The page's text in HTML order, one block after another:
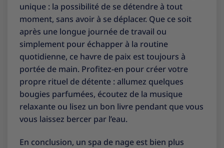
unique : la possibilité de se détendre à tout
moment, sans avoir à se déplacer. Que ce soit
après une longue journée de travail ou
simplement pour échapper à la routine
quotidienne, ce havre de paix est toujours à
portée de main. Profitez-en pour créer votre
propre rituel de détente : allumez quelques
bougies parfumées, écoutez de la musique
relaxante ou lisez un bon livre pendant que vous
vous laissez bercer par l’eau.
En conclusion, un spa de nage est bien plus